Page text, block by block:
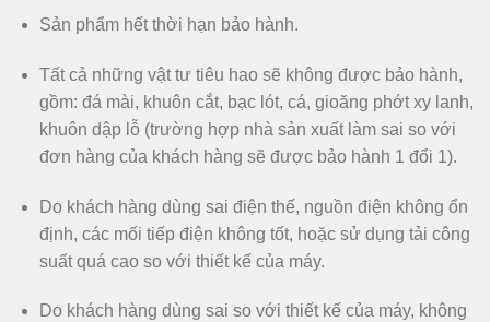
Sản phẩm hết thời hạn bảo hành.
Tất cả những vật tư tiêu hao sẽ không được bảo hành,
gồm: đá mài, khuôn cắt, bạc lót, cá, gioăng phớt xy lanh,
khuôn dập lỗ (trường hợp nhà sản xuất làm sai so với
đơn hàng của khách hàng sẽ được bảo hành 1 đổi 1).
Do khách hàng dùng sai điện thế, nguồn điện không ổn
định, các mối tiếp điện không tốt, hoặc sử dụng tải công
suất quá cao so với thiết kế của máy.
Do khách hàng dùng sai so với thiết kế của máy, không